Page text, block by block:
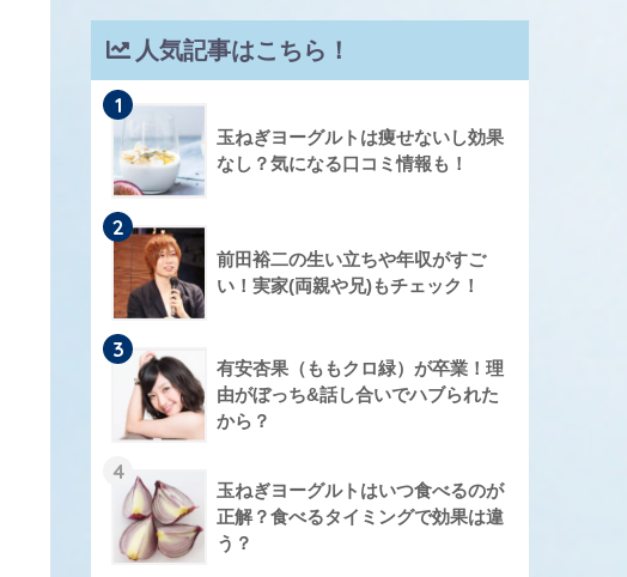
人気記事はこちら！
1
玉ねぎヨーグルトは痩せないし効果
なし？気になる口コミ情報も！
2
前田裕二の生い立ちや年収がすご
い！実家(両親や兄)もチェック！
3
有安杏果（ももクロ緑）が卒業！理
由がぼっち&話し合いでハブられた
から？
4
玉ねぎヨーグルトはいつ食べるのが
正解？食べるタイミングで効果は違
う？